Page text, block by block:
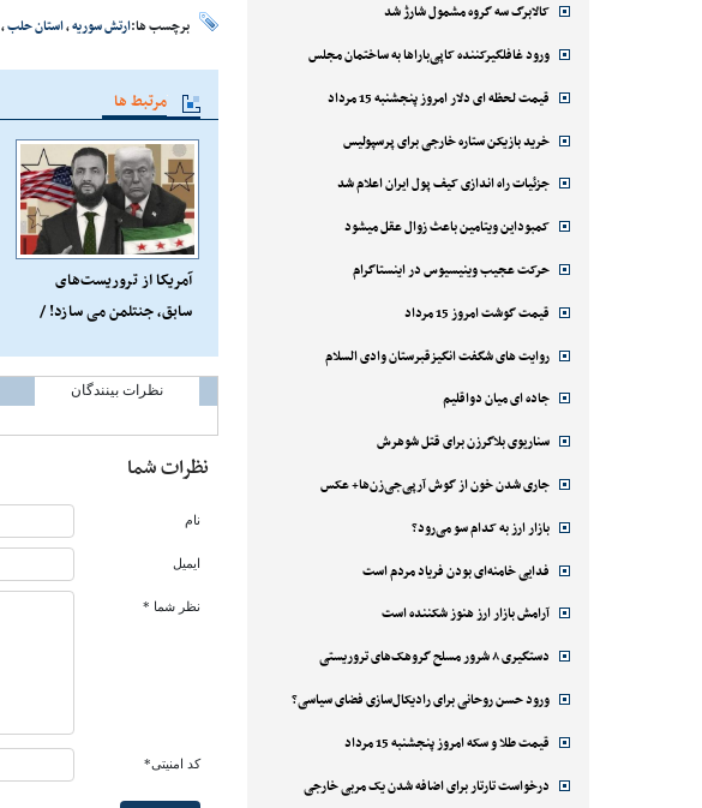
کالابرگ سه گروه مشمول شارژ شد
ورود غافلگیرکننده کاپی‌باراها به ساختمان مجلس
قیمت لحظه ای دلار امروز پنجشنبه 15 مرداد
خرید بازیکن ستاره خارجی برای پرسپولیس
جزئیات راه اندازی کیف پول ایران اعلام شد
کمبوداین ویتامین باعث زوال عقل میشود
حرکت عجیب وینیسیوس در اینستاگرام
قیمت گوشت امروز 15 مرداد
روایت های شگفت انگیزقبرستان وادی السلام
جاده ای میان دواقلیم
سناریوی بلاگرزن برای قتل شوهرش
جاری شدن خون از گوش آرپی‌جی‌زن‌ها+ عکس
بازار ارز به کدام سو می‌رود؟
فدایی خامنه‌ای بودن فریاد مردم است
آرامش بازار ارز هنوز شکننده است
دستگیری ۸ شرور مسلح گروهک‌های تروریستی
ورود حسن روحانی برای رادیکال‌سازی فضای سیاسی؟
قیمت طلا و سکه امروز پنجشنبه 15 مرداد
درخواست تارتار برای اضافه شدن یک مربی خارجی
برچسب ها:ارتش سوریه،استان حلب،
مرتبط ها
آمریکا از تروریست‌های
سابق، جنتلمن می سازد! /
علیه حزب‌الله لبنان
نظرات بینندگان
نظرات شما
نام
ایمیل
نظر شما *
کد امنیتی*